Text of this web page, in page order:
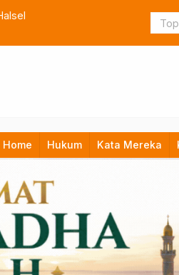
TNI
Home Hukum Kata Mereka